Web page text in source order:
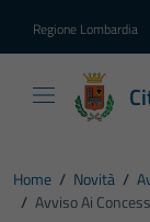
Regione Lombardia
Home / Novità /
/ Avviso Ai